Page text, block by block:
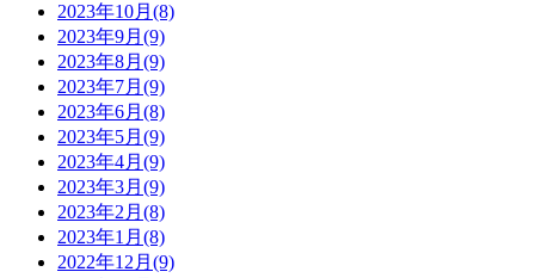
2023年10月(8)
2023年9月(9)
2023年8月(9)
2023年7月(9)
2023年6月(8)
2023年5月(9)
2023年4月(9)
2023年3月(9)
2023年2月(8)
2023年1月(8)
2022年12月(9)